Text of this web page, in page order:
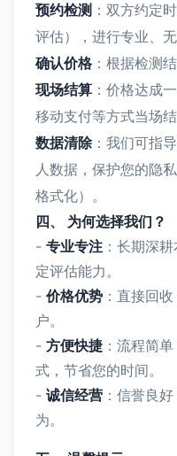
预约检测 ：双方约定
评估），进行专业、
确认价格 ：根据检测
现场结算 ：价格达成
移动支付等方式当场
数据清除：我们可指
人数据，保护您的隐
格式化）。
四、 为何选择我们？
- 专业专注 ：长期深
定评估能力。
- 价格优势 ：直接回
户。
- 方便快捷 ：流程简
式，节省您的时间。
- 诚信经营 ：信誉良
为。